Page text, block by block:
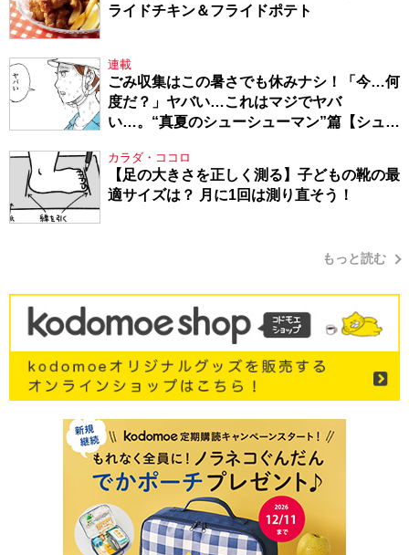
ライドチキン＆フライドポテト
連載
ごみ収集はこの暑さでも休みナシ！「今…何
度だ？」ヤバい…これはマジでヤバ
い…。“真夏のシューシューマン”篇【シュー
カラダ・ココロ
【足の大きさを正しく測る】子どもの靴の最
適サイズは？ 月に1回は測り直そう！
もっと読む